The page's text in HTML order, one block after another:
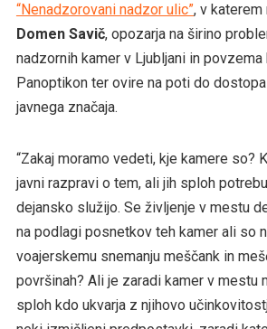
“Nenadzorovani nadzor ulic”, v katerem
Domen Savič, opozarja na širino
nadzornih kamer v Ljubljani in povzema
Panoptikon ter ovire na poti do
javnega značaja.
“Zakaj moramo vedeti, kje kamere so?
javni razpravi o tem, ali jih sploh
dejansko služijo. Se življenje v mestu
na podlagi posnetkov teh kamer ali so
voajerskemu snemanju meščank in
površinah? Ali je zaradi kamer v mestu
sploh kdo ukvarja z njihovo